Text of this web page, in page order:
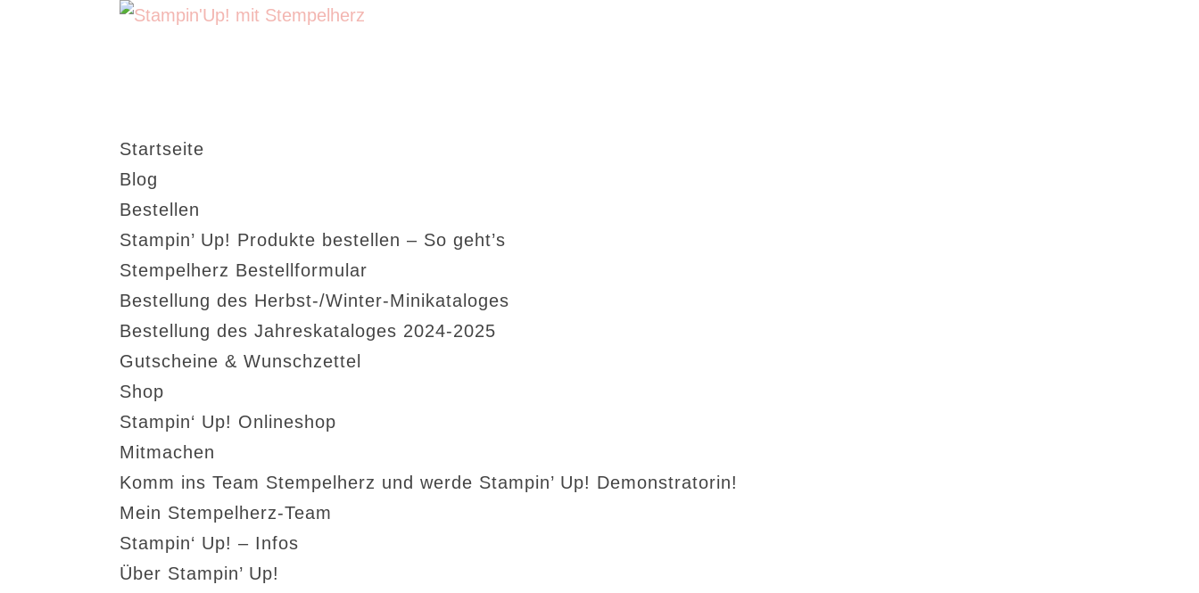
Startseite
Blog
Bestellen
Stampin’ Up! Produkte bestellen – So geht’s
Stempelherz Bestellformular
Bestellung des Herbst-/Winter-Minikataloges
Bestellung des Jahreskataloges 2024-2025
Gutscheine & Wunschzettel
Shop
Stampin‘ Up! Onlineshop
Mitmachen
Komm ins Team Stempelherz und werde Stampin’ Up! Demonstratorin!
Mein Stempelherz-Team
Stampin‘ Up! – Infos
Über Stampin’ Up!